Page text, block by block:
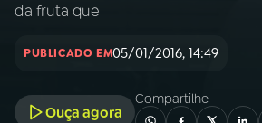
INÍCIO
A RÁDIO
da fruta que
PUBLICADO EM05/01/2016, 14:49
Ouça agora
Compartilhe